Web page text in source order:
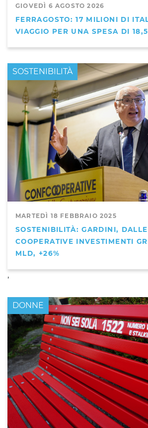
GIOVEDÌ 6 AGOSTO 2026
FERRAGOSTO: 17 MILIONI DI
VIAGGIO PER UNA SPESA DI
MARTEDÌ 18 FEBBRAIO 2025
SOSTENIBILITÀ: GARDINI,
COOPERATIVE INVESTIMENTI
MLD, +26%
PRIMO PIANO
,
SOSTENIBILITÀ
DONNE